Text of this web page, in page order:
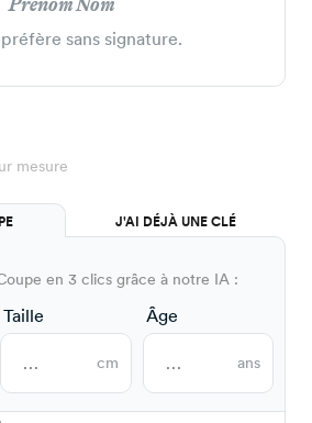
Prénom Nom
sans signature.
mesure
J'AI DÉJÀ UNE CLÉ
en 3 clics grâce à notre IA :
Taille
cm
Âge
ans